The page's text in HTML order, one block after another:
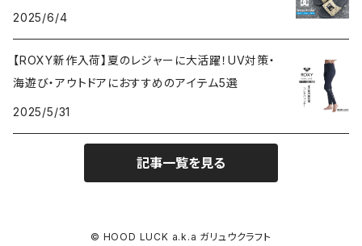
トレーナー
タオル
ジャケット
スウェット
クイックシルバー
インナー
ボタンシャツ
靴下
靴・サンダル
ベルト
マフラー・ネックウォーマー
2025/6/4
【ROXY新作入荷】夏のレジャーに大活躍！UV対策・
海遊び・アウトドアにおすすめのアイテム5選
2025/5/31
記事一覧を見る
© HOOD LUCK a.k.a ガリュウクラフト